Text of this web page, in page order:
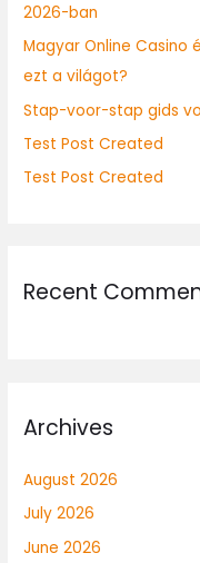
o
r
:
2026-ban
Magyar Online Casino
ezt a világot?
Stap-voor-stap gids
Test Post Created
Test Post Created
Recent
Archives
August 2026
July 2026
June 2026